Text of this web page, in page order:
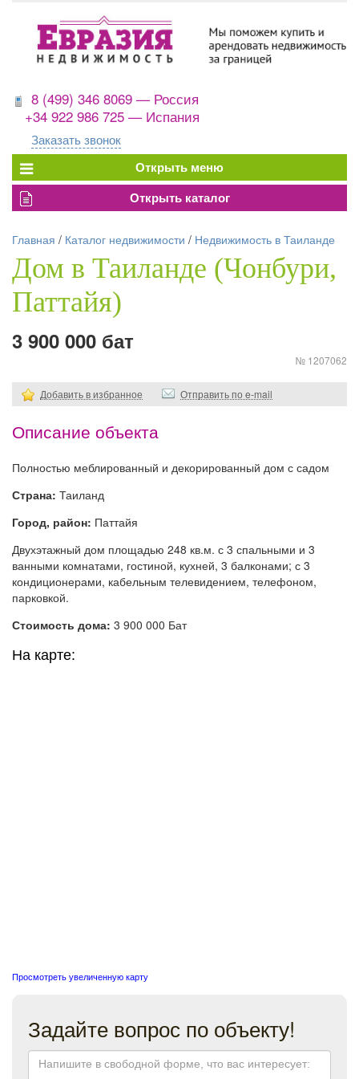
8 (499) 346 8069 — Россия
+34 922 986 725 — Испания
Заказать звонок
Главная / Каталог недвижимости / Недвижимость в Таиланде
Дом в Таиланде (Чонбури,
Паттайя)
3 900 000 бат
№ 1207062
Добавить в избранное Отправить по e-mail
Описание объекта
Полностью меблированный и декорированный дом с садом
Страна: Таиланд
Город, район: Паттайя
Двухэтажный дом площадью 248 кв.м. с 3 спальными и 3
ванными комнатами, гостиной, кухней, 3 балконами; с 3
кондиционерами, кабельным телевидением, телефоном,
парковкой.
Стоимость дома: 3 900 000 Бат
На карте:
Просмотреть увеличенную карту
Задайте вопрос по объекту!